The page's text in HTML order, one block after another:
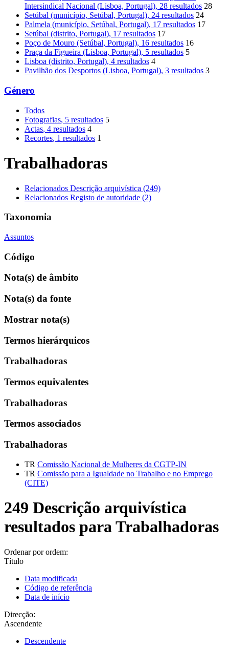
Intersindical Nacional (Lisboa, Portugal), 28 resultados 28
Setúbal (município, Setúbal, Portugal), 24 resultados 24
Palmela (município, Setúbal, Portugal), 17 resultados 17
Setúbal (distrito, Portugal), 17 resultados 17
Poço de Mouro (Setúbal, Portugal), 16 resultados 16
Praça da Figueira (Lisboa, Portugal), 5 resultados 5
Lisboa (distrito, Portugal), 4 resultados 4
Pavilhão dos Desportos (Lisboa, Portugal), 3 resultados 3
Género
Todos
Fotografias, 5 resultados 5
Actas, 4 resultados 4
Recortes, 1 resultados 1
Trabalhadoras
Relacionados Descrição arquivística (249)
Relacionados Registo de autoridade (2)
Taxonomia
Assuntos
Código
Nota(s) de âmbito
Nota(s) da fonte
Mostrar nota(s)
Termos hierárquicos
Trabalhadoras
Termos equivalentes
Trabalhadoras
Termos associados
Trabalhadoras
TR Comissão Nacional de Mulheres da CGTP-IN
TR Comissão para a Igualdade no Trabalho e no Emprego
(CITE)
249 Descrição arquivística
resultados para Trabalhadoras
Ordenar por ordem:
Título
Data modificada
Código de referência
Data de início
Direcção:
Ascendente
Descendente